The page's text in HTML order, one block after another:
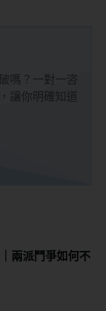
嗎？一對一咨
讓你明確知道
兩派鬥爭如何不